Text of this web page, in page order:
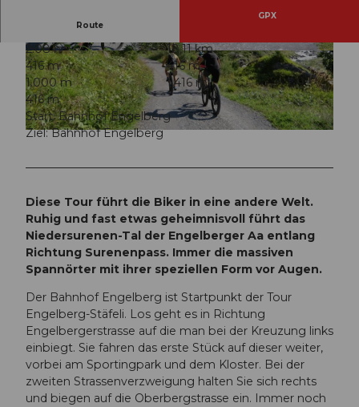
© Engelberg - Titlis Tourismus, Engelberg-Titlis Tourismus
© Engelberg - Titlis Tourismus, Engelberg-Titlis
Tourismus
© Engelberg - Titlis Tourismus, Engelberg-Titlis
Tourismus
Route
GPX
2:08 h
18,11 km
416 m
416 m
1.000 m
1.416 m
416 m
Start: Bahnhof Engelberg
Ziel: Bahnhof Engelberg
Diese Tour führt die Biker in eine andere Welt.
Ruhig und fast etwas geheimnisvoll führt das
Niedersurenen-Tal der Engelberger Aa entlang
Richtung Surenenpass. Immer die massiven
Spannörter mit ihrer speziellen Form vor Augen.
Der Bahnhof Engelberg ist Startpunkt der Tour
Engelberg-Stäfeli. Los geht es in Richtung
Engelbergerstrasse auf die man bei der Kreuzung links
einbiegt. Sie fahren das erste Stück auf dieser weiter,
vorbei am Sportingpark und dem Kloster. Bei der
zweiten Strassenverzweigung halten Sie sich rechts
und biegen auf die Oberbergstrasse ein. Immer noch